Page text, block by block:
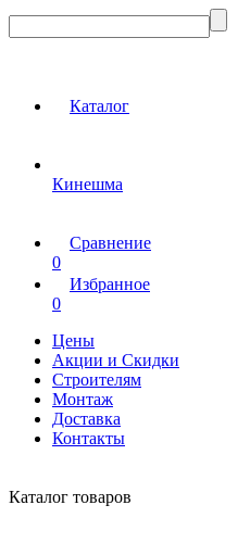
Каталог
Кинешма
Сравнение
0
Избранное
0
Цены
Акции и Скидки
Строителям
Монтаж
Доставка
Контакты
Каталог товаров